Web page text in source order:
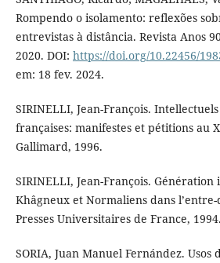
Rompendo o isolamento: reflexões
entrevistas à distância. Revista Anos
2020. DOI: https://doi.org/10.22456/
em: 18 fev. 2024.
SIRINELLI, Jean-François.
françaises: manifestes et pétitions au
Gallimard, 1996.
SIRINELLI, Jean-François. Génération
Khâgneux et Normaliens dans
Presses Universitaires de France, 1994.
SORIA, Juan Manuel Fernández. Usos